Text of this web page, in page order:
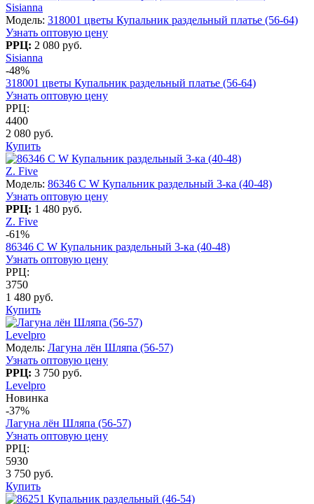
Sisianna
Модель: 318001 цветы Купальник раздельный платье (56-64)
Узнать оптовую цену
РРЦ: 2 080 руб.
Sisianna
-48%
318001 цветы Купальник раздельный платье (56-64)
Узнать оптовую цену
РРЦ:
4400
2 080 руб.
Купить
Z. Five
Модель: 86346 C W Купальник раздельный 3-ка (40-48)
Узнать оптовую цену
РРЦ: 1 480 руб.
Z. Five
-61%
86346 C W Купальник раздельный 3-ка (40-48)
Узнать оптовую цену
РРЦ:
3750
1 480 руб.
Купить
Levelpro
Модель: Лагуна лён Шляпа (56-57)
Узнать оптовую цену
РРЦ: 3 750 руб.
Levelpro
Новинка
-37%
Лагуна лён Шляпа (56-57)
Узнать оптовую цену
РРЦ:
5930
3 750 руб.
Купить